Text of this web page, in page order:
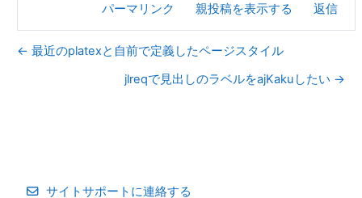
パーマリンク
親投稿を表示する 返信
← 最近のplatexと自前で定義したページスタイル
jlreqで見出しのラベルをajKakuしたい →
サイトサポートに連絡する